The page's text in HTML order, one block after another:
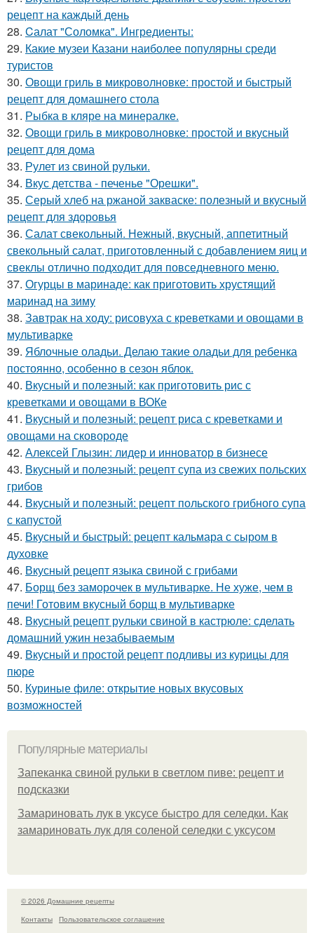
рецепт на каждый день
28. Cалат "Соломка". Ингредиенты:
29. Какие музеи Казани наиболее популярны среди
туристов
30. Овощи гриль в микроволновке: простой и быстрый
рецепт для домашнего стола
31. Рыбка в кляре на минералке.
32. Овощи гриль в микроволновке: простой и вкусный
рецепт для дома
33. Рулет из свиной рульки.
34. Вкус детства - печенье "Орешки".
35. Серый хлеб на ржаной закваске: полезный и вкусный
рецепт для здоровья
36. Салат свекольный. Нежный, вкусный, аппетитный
свекольный салат, приготовленный с добавлением яиц и
свеклы отлично подходит для повседневного меню.
37. Огурцы в маринаде: как приготовить хрустящий
маринад на зиму
38. Завтрак на ходу: рисовуха с креветками и овощами в
мультиварке
39. Яблочные оладьи. Делаю такие оладьи для ребенка
постоянно, особенно в сезон яблок.
40. Вкусный и полезный: как приготовить рис с
креветками и овощами в ВОКе
41. Вкусный и полезный: рецепт риса с креветками и
овощами на сковороде
42. Алексей Глызин: лидер и инноватор в бизнесе
43. Вкусный и полезный: рецепт супа из свежих польских
грибов
44. Вкусный и полезный: рецепт польского грибного супа
с капустой
45. Вкусный и быстрый: рецепт кальмара с сыром в
духовке
46. Вкусный рецепт языка свиной с грибами
47. Борщ без заморочек в мультиварке. Не хуже, чем в
печи! Готовим вкусный борщ в мультиварке
48. Вкусный рецепт рульки свиной в кастрюле: сделать
домашний ужин незабываемым
49. Вкусный и простой рецепт подливы из курицы для
пюре
50. Куриные филе: открытие новых вкусовых
возможностей
Популярные материалы
Запеканка свиной рульки в светлом пиве: рецепт и
подсказки
Замариновать лук в уксусе быстро для селедки. Как
замариновать лук для соленой селедки с уксусом
© 2026 Домашние рецепты
Контакты
Пользовательское соглашение